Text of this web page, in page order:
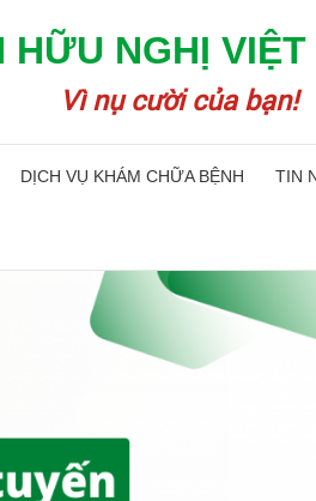
HỮU NGHỊ
Vì nụ cười của bạn!
DỊCH VỤ KHÁM CHỮA BỆNH TIN